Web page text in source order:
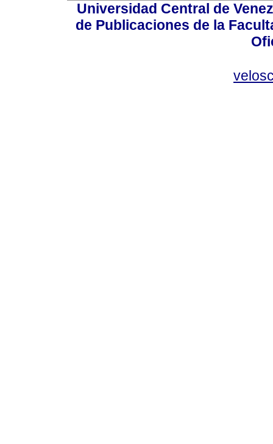
Universidad Central de
de Publicaciones de la